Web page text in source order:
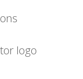
logo